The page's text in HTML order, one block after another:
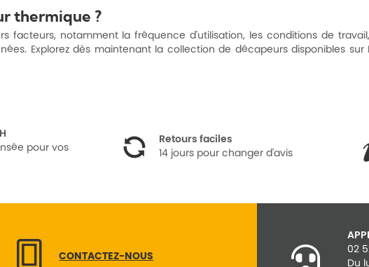
thermique ?
notamment la fréquence d'utilisation, les conditions de
Explorez dès maintenant la collection de décapeurs disponibles
pour vos
Retours faciles
14 jours pour changer d'avis
CONTACTEZ-NOUS
02
Du